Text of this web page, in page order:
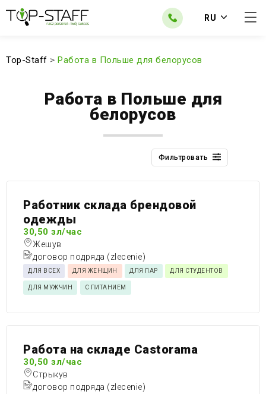
RU
Top-Staff > Работа в Польше для белорусов
Работа в Польше для
белорусов
Фильтровать
Работник склада брендовой
одежды
30,50 зл/час
Жешув
договор подряда (zlecenie)
ДЛЯ ВСЕХ ДЛЯ ЖЕНЩИН ДЛЯ ПАР ДЛЯ СТУДЕНТОВ
ДЛЯ МУЖЧИН С ПИТАНИЕМ
Работа на складе Castorama
30,50 зл/час
Стрыкув
договор подряда (zlecenie)